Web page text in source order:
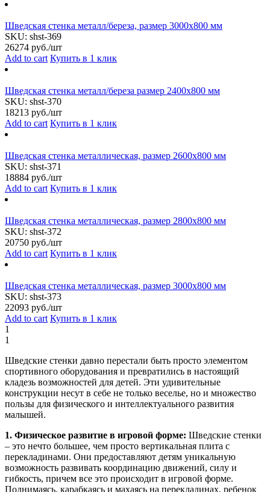
Шведская стенка металл/береза, размер 3000х800 мм
SKU: shst-369
26274 руб./шт
Add to cart Купить в 1 клик
Шведская стенка металл/береза размер 2400х800 мм
SKU: shst-370
18213 руб./шт
Add to cart Купить в 1 клик
Шведская стенка металлическая, размер 2600х800 мм
SKU: shst-371
18884 руб./шт
Add to cart Купить в 1 клик
Шведская стенка металлическая, размер 2800х800 мм
SKU: shst-372
20750 руб./шт
Add to cart Купить в 1 клик
Шведская стенка металлическая, размер 3000х800 мм
SKU: shst-373
22093 руб./шт
Add to cart Купить в 1 клик
1
1
Шведские стенки давно перестали быть просто элементом
спортивного оборудования и превратились в настоящий
кладезь возможностей для детей. Эти удивительные
конструкции несут в себе не только веселье, но и множество
пользы для физического и интеллектуального развития
малышей.
1. Физическое развитие в игровой форме: Шведские стенки
– это нечто большее, чем просто вертикальная плита с
перекладинами. Они предоставляют детям уникальную
возможность развивать координацию движений, силу и
гибкость, причем все это происходит в игровой форме.
Поднимаясь, карабкаясь и махаясь на перекладинах, ребенок